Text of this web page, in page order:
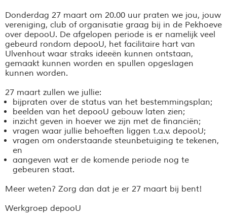
Donderdag 27 maart om 20.00 uur praten we jou, jouw
vereniging, club of organisatie graag bij in de Pekhoeve
over depooU. De afgelopen periode is er namelijk veel
gebeurd rondom depooU, het facilitaire hart van
Ulvenhout waar straks ideeën kunnen ontstaan,
gemaakt kunnen worden en spullen opgeslagen
kunnen worden.
27 maart zullen we jullie:
bijpraten over de status van het bestemmingsplan;
beelden van het depooU gebouw laten zien;
inzicht geven in hoever we zijn met de financiën;
vragen waar jullie behoeften liggen t.a.v. depooU;
vragen om onderstaande steunbetuiging te tekenen,
en
aangeven wat er de komende periode nog te
gebeuren staat.
Meer weten? Zorg dan dat je er 27 maart bij bent!
Werkgroep depooU